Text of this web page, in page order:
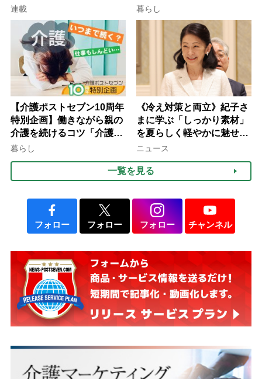
連載
される」ケースも【FP解
説】
暮らし
【介護ポストセブン10周年
特別企画】働きながら親の
介護を続けるコツ「介護は
10年以上続くことも…3つ
みよう」【社会福祉士解
説】
暮らし
《冷え対策と両立》紀子さ
まに学ぶ「しっかり素材」
を夏らしく軽やかに魅せる
3つの着こなし法則
ニュース
一覧を見る
フォロー フォロー フォロー チャンネル